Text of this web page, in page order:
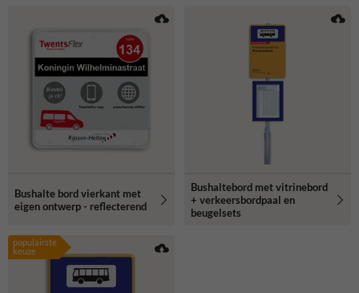
Bushalte bord vierkant met
eigen ontwerp - reflecterend
Bushaltebord met vitrinebord
+ verkeersbordpaal en
beugelsets
populairste
keuze